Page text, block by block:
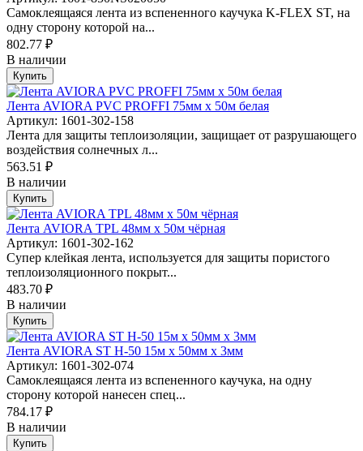
Самоклеящаяся лента из вспененного каучука K-FLEX ST, на
одну сторону которой на...
802.77 ₽
В наличии
Купить
Лента AVIORA PVC PROFFI 75мм х 50м белая
Артикул: 1601-302-158
Лента для защиты теплоизоляции, защищает от разрушающего
воздействия солнечных л...
563.51 ₽
В наличии
Купить
Лента AVIORA TPL 48мм х 50м чёрная
Артикул: 1601-302-162
Супер клейкая лента, используется для защиты пористого
теплоизоляционного покрыт...
483.70 ₽
В наличии
Купить
Лента AVIORA ST H-50 15м х 50мм х 3мм
Артикул: 1601-302-074
Самоклеящаяся лента из вспененного каучука, на одну
сторону которой нанесен спец...
784.17 ₽
В наличии
Купить